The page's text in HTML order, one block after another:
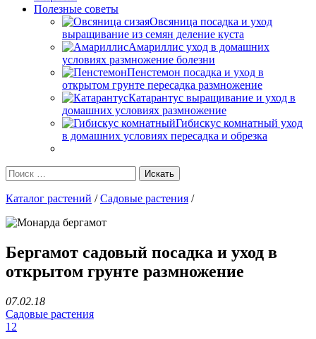
Полезные советы
Овсяница посадка и уход
выращивание из семян деление куста
Амариллис уход в домашних
условиях размножение болезни
Пенстемон посадка и уход в
открытом грунте пересадка размножение
Катарантус выращивание и уход в
домашних условиях размножение
Гибискус комнатный уход
в домашних условиях пересадка и обрезка
Каталог растений /Садовые растения /
Бергамот садовый посадка и уход в
открытом грунте размножение
07.02.18
Садовые растения
12